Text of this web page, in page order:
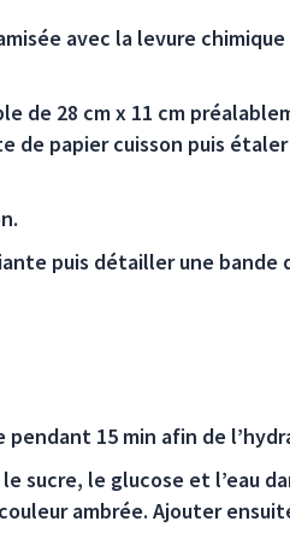
avec la levure chimique
de 28 cm x 11 cm
de papier cuisson puis étaler
puis détailler une bande
15 min afin de
sucre, le glucose et l’eau
ambrée. Ajouter